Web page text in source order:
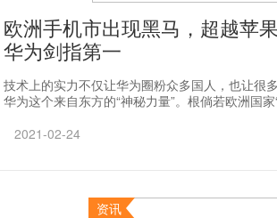
欧洲手机市出现黑马，超越苹
华为剑指第一
技术上的实力不仅让华为圈粉众多国人，也让很
华为这个来自东方的“神秘力量”。根倘若欧洲国家
2021-02-24
资讯